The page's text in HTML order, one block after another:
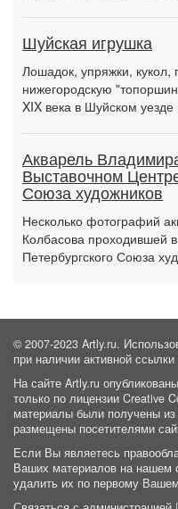
Шуйская игрушка
Лошадок, упряжки, кукол,
нижегородскую
XIX века в Шуйском
Акварель
Выставочном
Союза художников
Несколько фотографий
Колбасова проходившей
Петербургского Союза
© 2007-2023 Artly.ru.
при наличии активной ссылки
На сайте Artly.ru
только по лицензии Creative
материалы были получены
размещены посетителями
Если Вы являетесь
Ваших материалов на нашем
удалить их по первому